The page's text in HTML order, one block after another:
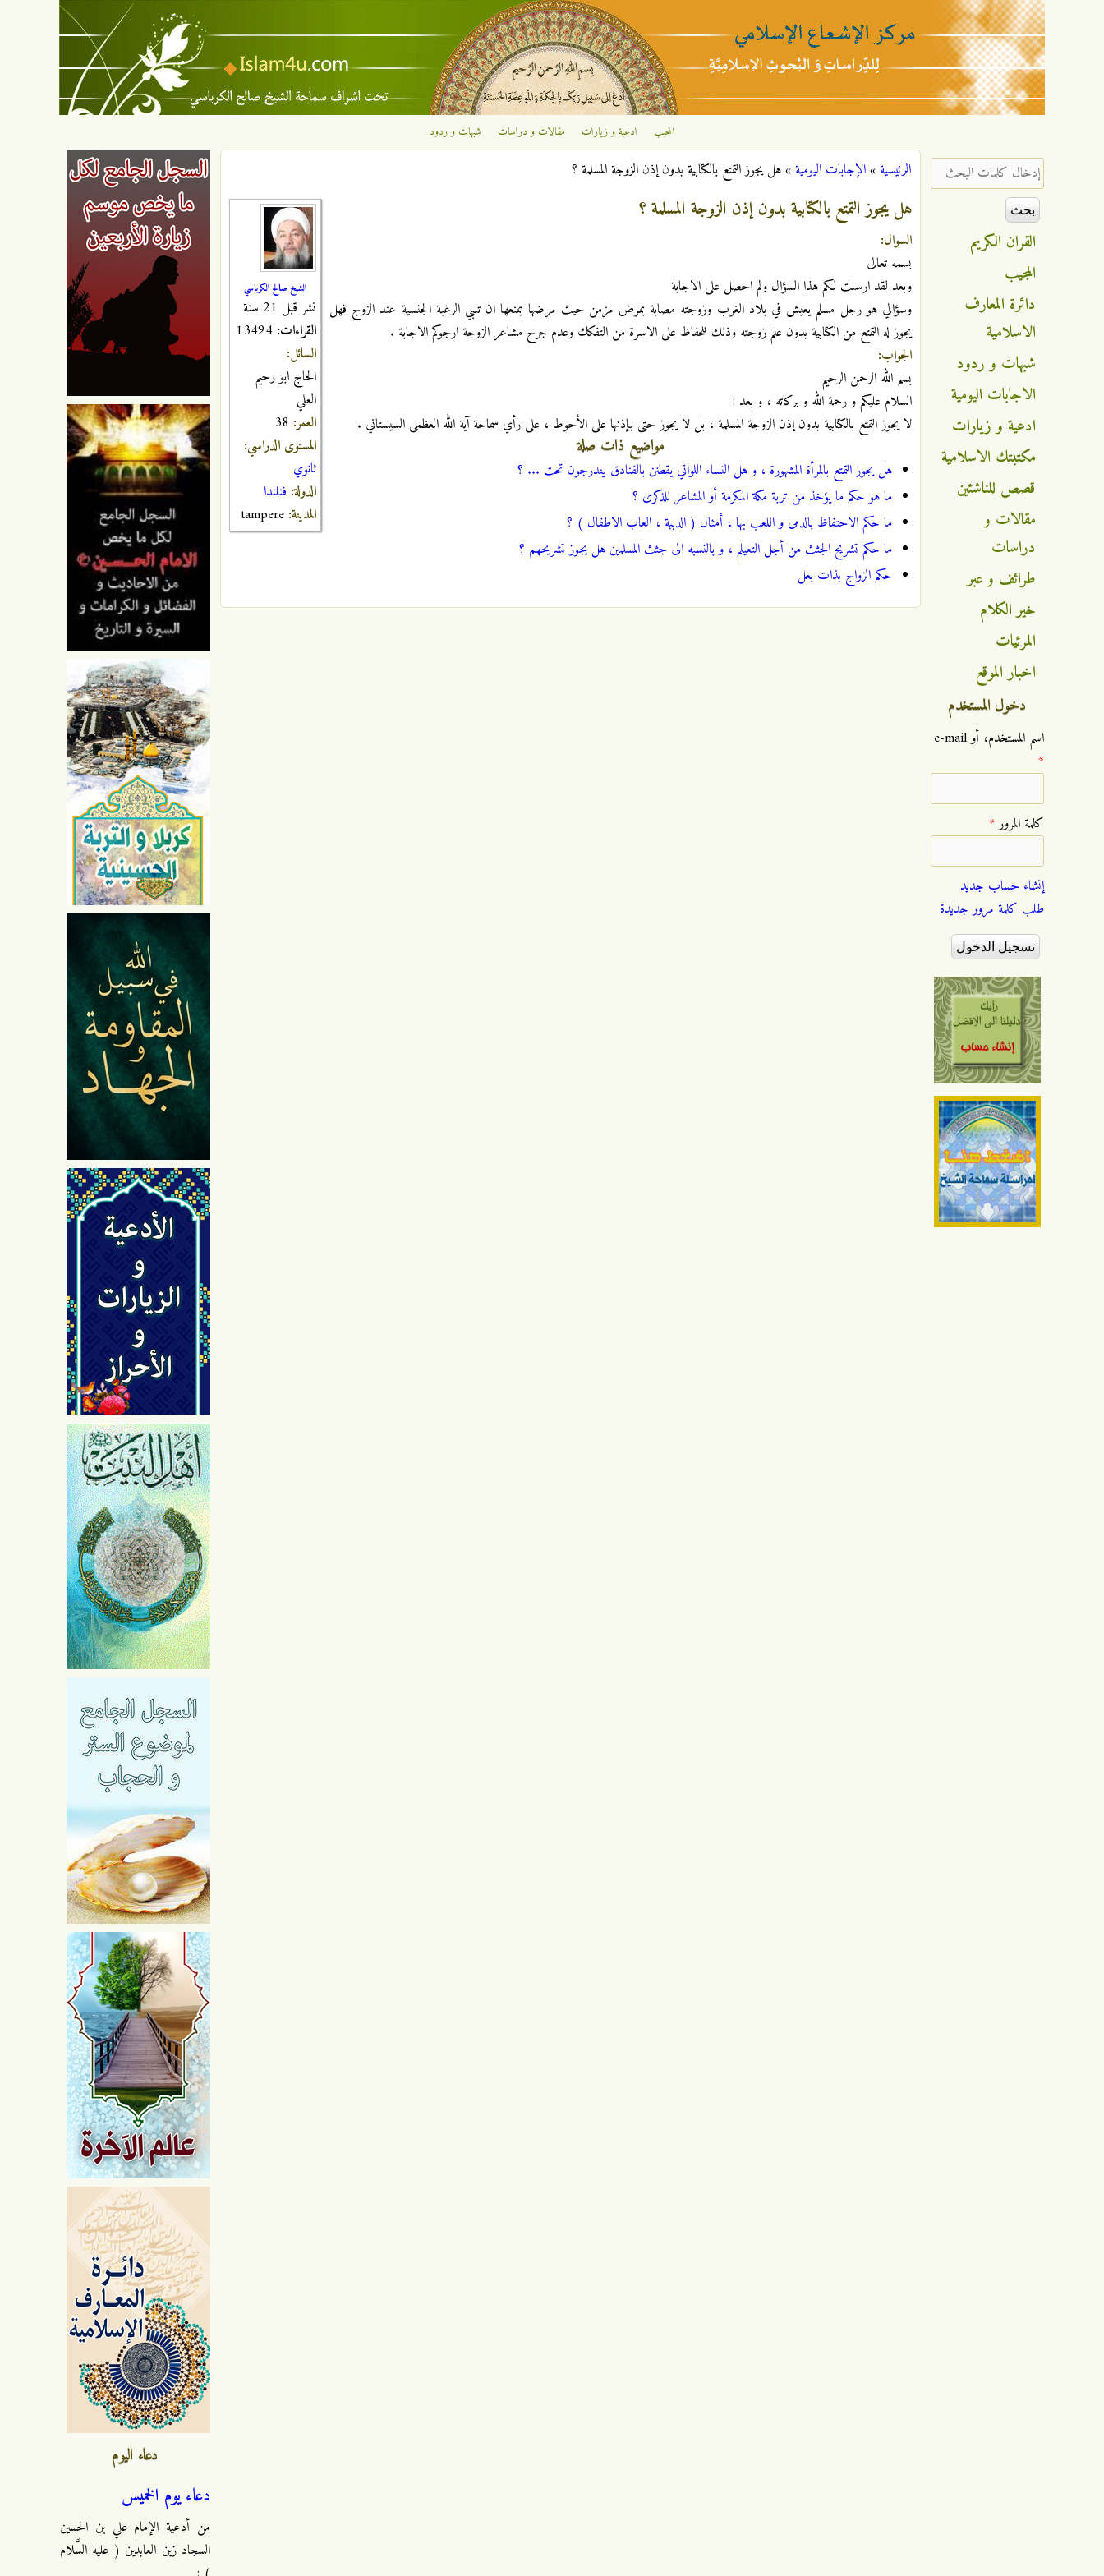
تجاوز إلى المحتوى الرئيسي
الإشعاع
الإسلامي
المجيب ادعية و زيارات مقالات و دراسات شبهات و ردود
أنت هنا
الرئيسية»الإجابات اليومية»هل يجوز التمتع بالكتابية بدون إذن الزوجة المسلمة ؟
الشيخ صالح الكرباسي
نشر قبل 21 سنة
القراءات:
السائل:
الحاج ابو رحيم
العلي
العمر: 38
المستوى الدراسي:
ثانوي
الدولة: فنلندا
المدينة: tampere
هل يجوز التمتع بالكتابية بدون إذن الزوجة المسلمة ؟
السوال:
بسمه تعالى
وبعد لقد ارسلت لكم هذا السؤال ولم احصل على الاجابة
وسؤالي هو رجل مسلم يعيش في بلاد الغرب وزوجته مصابة بمرض مزمن حيث مرضها يمنعها ان تلبي الرغبة الجنسية عند الزوج فهل
يجوز له التمتع من الكتابية بدون علم زوجته وذلك للحفاظ على الاسرة من التفكك وعدم جرح مشاعر الزوجة ارجوكم الاجابة .
الجواب:
بسم الله الرحمن الرحيم
السلام عليكم و رحمة الله و بركاته ، و بعد :
لا يجوز التمتع بالكتابية بدون إذن الزوجة المسلمة ، بل لا يجوز حتى بإذنها على الأحوط ، على رأي سماحة آية الله العظمى السيستاني .
مواضيع ذات صلة
هل يجوز التمتع بالمرأة المشهورة ، و هل النساء اللواتي يقطنن بالفنادق يندرجون تحت ... ؟
ما هو حكم ما يؤخذ من تربة مكة المكرمة أو المشاعر للذكرى ؟
ما حكم الاحتفاظ بالدمى و اللعب بها ، أمثال ( الدببة ، العاب الاطفال ) ؟
ما حكم تشريح الجثث من أجل التعيلم ، و بالنسبه الى جثث المسلمين هل يجوز تشريحهم ؟
حكم الزواج بذات بعل
دعاء اليوم
دعاء يوم الخميس
من أدعية الإمام علي بن الحسين
السجاد زين العابدين ( عليه السَّلام
‏إدخال كلمات البحث ‏
القران الكريم
المجيب
دائرة المعارف
الاسلامية
شبهات و ردود
الاجابات اليومية
ادعية و زيارات
مكتبتك الاسلامية
قصص للناشئين
مقالات و
دراسات
طرائف و عبر
خير الكلام
المرئيات
اخبار الموقع
دخول المستخدم
‏اسم المستخدم، أو e-mail
*
‏كلمة المرور ‏*
إنشاء حساب جديد
طلب كلمة مرور جديدة